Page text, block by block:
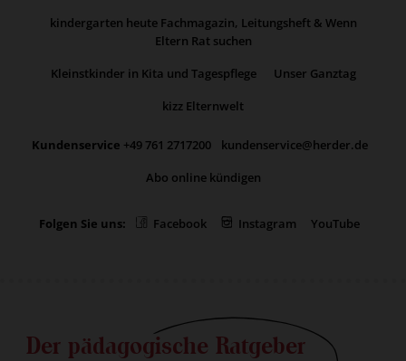
kindergarten heute Fachmagazin, Leitungsheft & Wenn
Eltern Rat suchen
Kleinstkinder in Kita und Tagespflege
Unser Ganztag
kizz Elternwelt
Kundenservice +49 761 2717200
kundenservice@herder.de
Abo online kündigen
Folgen Sie uns: Facebook Instagram YouTube
Der pädagogische Ratgeber